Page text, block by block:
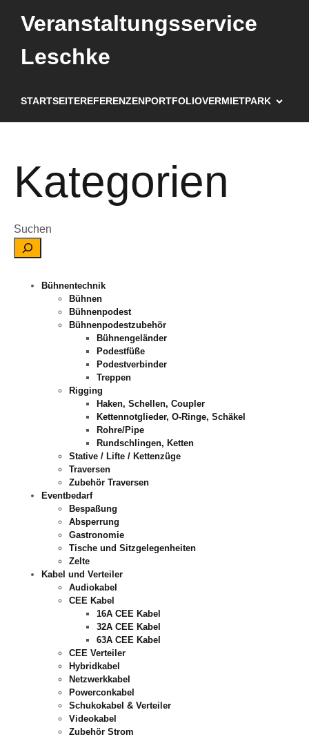
Veranstaltungsservice
Leschke
STARTSEITEREFERENZENPORTFOLIOVERMIETPARK
Kategorien
Suchen
Bühnentechnik
Bühnen
Bühnenpodest
Bühnenpodestzubehör
Bühnengeländer
Podestfüße
Podestverbinder
Treppen
Rigging
Haken, Schellen, Coupler
Kettennotglieder, O-Ringe, Schäkel
Rohre/Pipe
Rundschlingen, Ketten
Stative / Lifte / Kettenzüge
Traversen
Zubehör Traversen
Eventbedarf
Bespaßung
Absperrung
Gastronomie
Tische und Sitzgelegenheiten
Zelte
Kabel und Verteiler
Audiokabel
CEE Kabel
16A CEE Kabel
32A CEE Kabel
63A CEE Kabel
CEE Verteiler
Hybridkabel
Netzwerkkabel
Powerconkabel
Schukokabel & Verteiler
Videokabel
Zubehör Strom